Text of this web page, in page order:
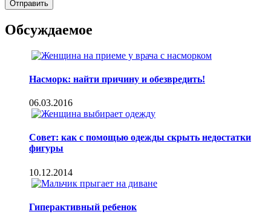
Обсуждаемое
Насморк: найти причину и обезвредить!
06.03.2016
Совет: как с помощью одежды скрыть недостатки
фигуры
10.12.2014
Гиперактивный ребенок